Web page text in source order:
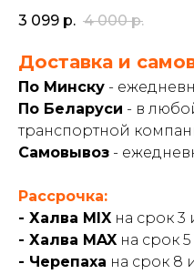
3 099 р. 4 000 р.
Доставка и
По Минску -
По Беларуси - в
транспортной
Самовывоз -
Рассрочка:
- Халва MIX на срок 3
- Халва MAX на срок
- Черепаха на срок 8